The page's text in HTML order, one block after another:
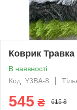
Коврик
В наявності
Код: Y3BA-8
545 ₴ 615 ₴